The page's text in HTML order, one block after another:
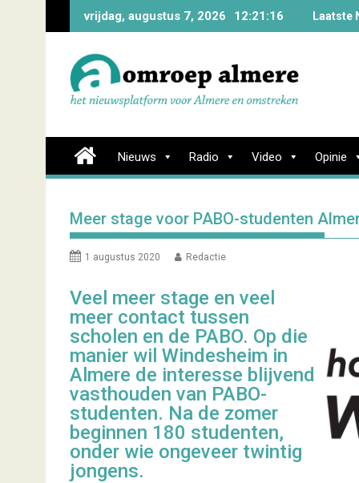
vrijdag, augustus 7, 2026 12:21:17 Laatste
Nieuws Radio Video Opinie
Meer stage voor PABO-studenten
1 augustus 2020 Redactie
Veel meer stage en veel
meer contact tussen
scholen en de PABO. Op die
manier wil Windesheim in
Almere de interesse blijvend
vasthouden van PABO-
studenten. Na de zomer
beginnen 180 studenten,
onder wie ongeveer twintig
jongens.